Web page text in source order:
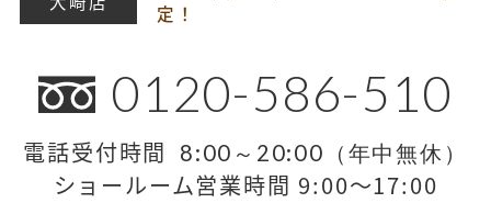
定！
0120-586-510
電話受付時間 8:00～20:00（年中無休）
ショールーム営業時間 9:00～17:00